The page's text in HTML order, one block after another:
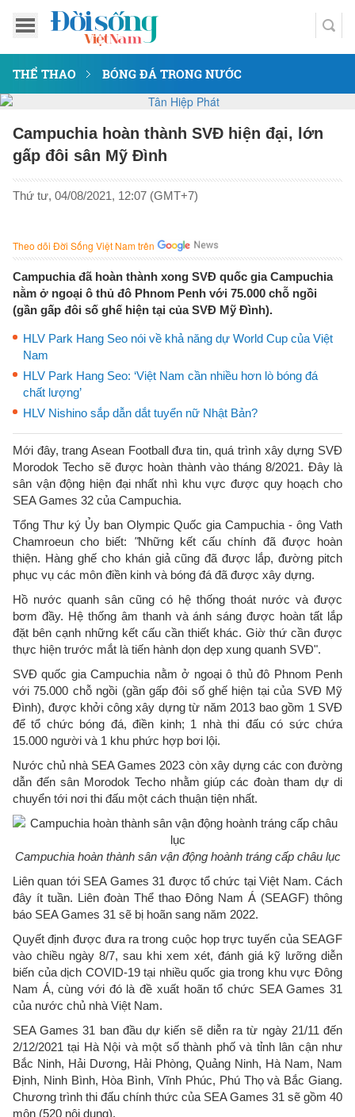
THỂ THAO BÓNG ĐÁ TRONG NƯỚC
Campuchia hoàn thành SVĐ hiện đại, lớn
gấp đôi sân Mỹ Đình
Thứ tư, 04/08/2021, 12:07 (GMT+7)
Theo dõi Đời Sống Việt Nam trên
Campuchia đã hoàn thành xong SVĐ quốc gia Campuchia
nằm ở ngoại ô thủ đô Phnom Penh với 75.000 chỗ ngồi
(gần gấp đôi số ghế hiện tại của SVĐ Mỹ Đình).
HLV Park Hang Seo nói về khả năng dự World Cup của Việt
Nam
HLV Park Hang Seo: ‘Việt Nam cần nhiều hơn lò bóng đá
chất lượng’
HLV Nishino sắp dẫn dắt tuyển nữ Nhật Bản?
Mới đây, trang Asean Football đưa tin, quá trình xây dựng SVĐ
Morodok Techo sẽ được hoàn thành vào tháng 8/2021. Đây là
sân vận động hiện đại nhất nhì khu vực được quy hoạch cho
SEA Games 32 của Campuchia.
Tổng Thư ký Ủy ban Olympic Quốc gia Campuchia - ông Vath
Chamroeun cho biết: "Những kết cấu chính đã được hoàn
thiện. Hàng ghế cho khán giả cũng đã được lắp, đường pitch
phục vụ các môn điền kinh và bóng đá đã được xây dựng.
Hồ nước quanh sân cũng có hệ thống thoát nước và được
bơm đầy. Hệ thống âm thanh và ánh sáng được hoàn tất lắp
đặt bên cạnh những kết cấu cần thiết khác. Giờ thứ cần được
thực hiện trước mắt là tiến hành dọn dẹp xung quanh SVĐ".
SVĐ quốc gia Campuchia nằm ở ngoại ô thủ đô Phnom Penh
với 75.000 chỗ ngồi (gần gấp đôi số ghế hiện tại của SVĐ Mỹ
Đình), được khởi công xây dựng từ năm 2013 bao gồm 1 SVĐ
để tổ chức bóng đá, điền kinh; 1 nhà thi đấu có sức chứa
15.000 người và 1 khu phức hợp bơi lội.
Nước chủ nhà SEA Games 2023 còn xây dựng các con đường
dẫn đến sân Morodok Techo nhằm giúp các đoàn tham dự di
chuyển tới nơi thi đấu một cách thuận tiện nhất.
Campuchia hoàn thành sân vận động hoành tráng cấp châu lục
Liên quan tới SEA Games 31 được tổ chức tại Việt Nam. Cách
đây ít tuần. Liên đoàn Thể thao Đông Nam Á (SEAGF) thông
báo SEA Games 31 sẽ bị hoãn sang năm 2022.
Quyết định được đưa ra trong cuộc họp trực tuyến của SEAGF
vào chiều ngày 8/7, sau khi xem xét, đánh giá kỹ lưỡng diễn
biến của dịch COVID-19 tại nhiều quốc gia trong khu vực Đông
Nam Á, cùng với đó là đề xuất hoãn tổ chức SEA Games 31
của nước chủ nhà Việt Nam.
SEA Games 31 ban đầu dự kiến sẽ diễn ra từ ngày 21/11 đến
2/12/2021 tại Hà Nội và một số thành phố và tỉnh lân cận như
Bắc Ninh, Hải Dương, Hải Phòng, Quảng Ninh, Hà Nam, Nam
Định, Ninh Bình, Hòa Bình, Vĩnh Phúc, Phú Thọ và Bắc Giang.
Chương trình thi đấu chính thức của SEA Games 31 sẽ gồm 40
môn (520 nội dung).